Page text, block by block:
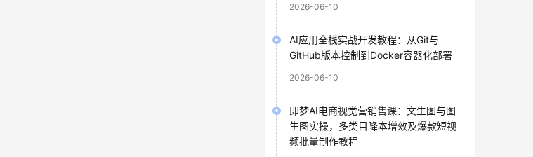
2026-06-10
AI应用全栈实战开发教程：从Git与
GitHub版本控制到Docker容器化部署
2026-06-10
即梦AI电商视觉营销售课：文生图与图
生图实操，多类目降本增效及爆款短视
频批量制作教程